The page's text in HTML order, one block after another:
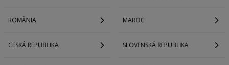
ROMÂNIA MAROC
CESKÁ REPUBLIKA SLOVENSKÁ REPUBLIKA